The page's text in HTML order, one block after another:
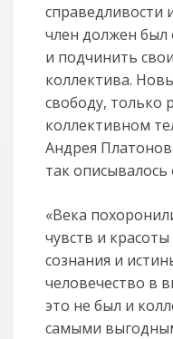
справедливости
член должен был
и подчинить
коллектива.
свободу, только
коллективном
Андрея
так
«Века
чувств и
сознания и
человечество в
это не был и
самыми